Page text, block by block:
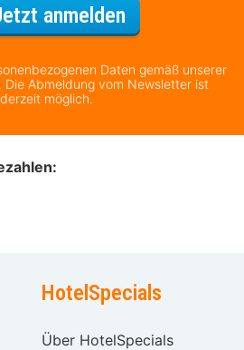
anmeldenFür den
Daten gemäß unserer
. Die Abmeldung vom Newsletter ist
möglich.
HotelSpecials
Über HotelSpecials